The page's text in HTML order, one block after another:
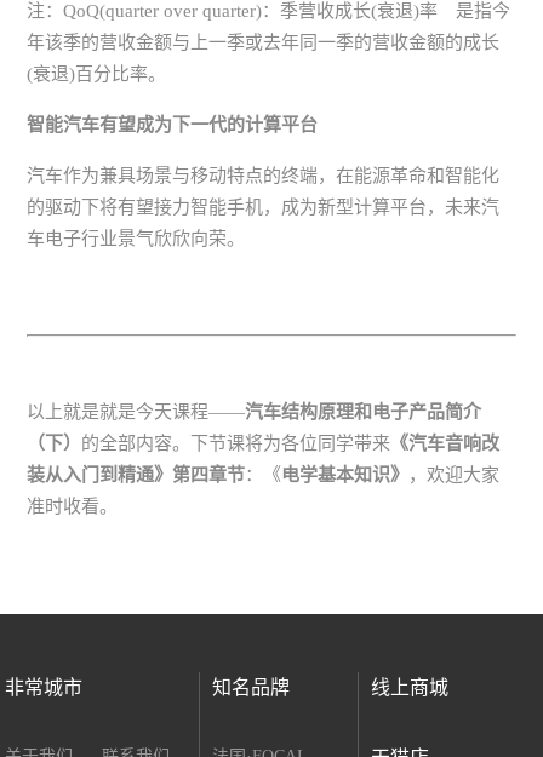
注：QoQ(quarter over quarter)：季营收成长(衰退)率 是指今
年该季的营收金额与上一季或去年同一季的营收金额的成长
(衰退)百分比率。
智能汽车有望成为下一代的计算平台
汽车作为兼具场景与移动特点的终端，在能源革命和智能化
的驱动下将有望接力智能手机，成为新型计算平台，未来汽
车电子行业景气欣欣向荣。
以上就是就是今天课程——汽车结构原理和电子产品简介
（下） 的全部内容。下节课将为各位同学带来 《汽车音响改
装从入门到精通》第四章节：《电学基本知识》 ，欢迎大家
准时收看。
非常城市 知名品牌 线上商城